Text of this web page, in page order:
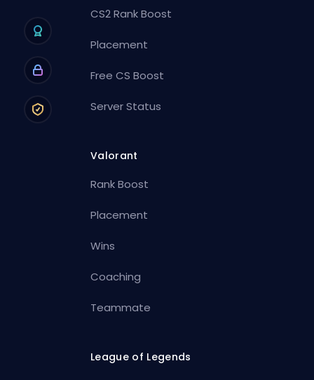
CS2 Rank Boost
Placement
Free CS Boost
Server Status
Valorant
Rank Boost
Placement
Wins
Coaching
Teammate
League of Legends